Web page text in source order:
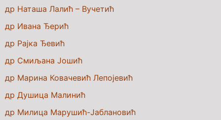
др Наташа Лалић – Вучетић
др Ивана Ђерић
др Рајка Ђевић
др Смиљана Јошић
др Марина Ковачевић Лепојевић
др Душица Малинић
др Милица Марушић-Јаблановић